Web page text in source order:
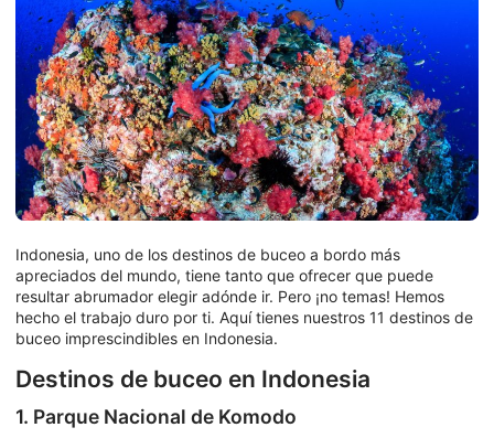
Indonesia, uno de los destinos de buceo a bordo más
apreciados del mundo, tiene tanto que ofrecer que puede
resultar abrumador elegir adónde ir. Pero ¡no temas! Hemos
hecho el trabajo duro por ti. Aquí tienes nuestros 11 destinos de
buceo imprescindibles en Indonesia.
Destinos de buceo en Indonesia
1. Parque Nacional de Komodo